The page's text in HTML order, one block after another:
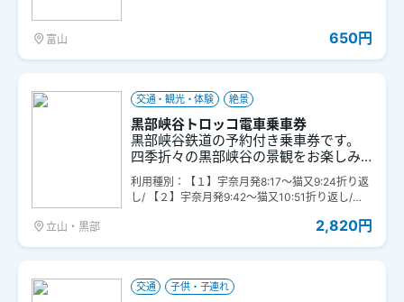
富山 650円
交通・観光・体験 絶景
黒部峡谷トロッコ電車乗車券
黒部峡谷鉄道の予約付き乗車券です。
四季折々の黒部峡谷の景観をお楽しみ
ください。
利用種別：【１】宇奈月発8:17～猫又9:24折り返
し/ 【２】宇奈月発9:42～猫又10:51折り返し/
【４】宇奈月発13:11～猫又14:22折り返し/
立山・黒部 2,820円
交通 子供・子連れ